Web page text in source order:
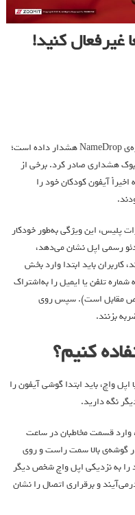
غیرفعال کنید!
پلیس در مناطق دیگر آمریکا هم به والدین درباره‌ی NameDrop هشدار داده‌ است؛
هشداری صادر کرد. برخی از
آیفون کودکان خود را
پلیس، این ویژگی به‌طور خودکار
رسمی اپل نشان می‌دهد،
کاربران باید ابتدا وارد بخش
تلفن یا ایمیل را به‌اشتراک
مقابل است). سپس روی
کنیم؟
واچ، باید ابتدا گوشی آیفون را
نگه دارید.
وارد قسمت مخاطبان در ساعت
گوشه‌ی بالا سمت راست و روی
به نزدیکی اپل واچ شخص دیگر
و برقراری اتصال را نشان